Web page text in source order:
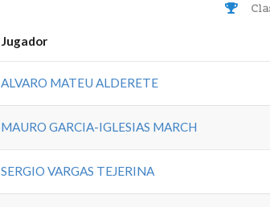
Jugador
ALVARO MATEU ALDERETE
MAURO GARCIA-IGLESIAS MARCH
SERGIO VARGAS TEJERINA